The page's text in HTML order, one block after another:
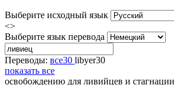
Выберите исходный язык
<>
Выберите язык перевода
Переводы: все30 libyer30
показать все
освобождению для ливийцев и